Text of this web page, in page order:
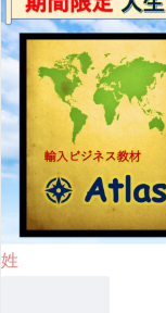
姓